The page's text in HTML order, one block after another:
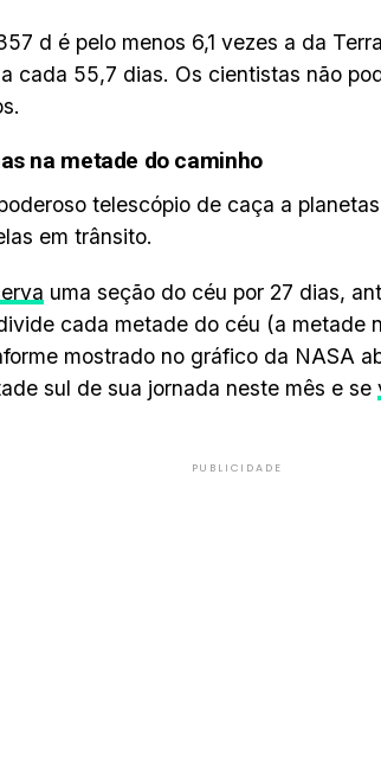
d é pelo menos 6,1 vezes a da
cada 55,7 dias. Os cientistas não
na metade do caminho
telescópio de caça a
em trânsito.
uma seção do céu por 27 dias,
cada metade do céu (a metade
mostrado no gráfico da NASA
sul de sua jornada neste mês e se
PUBLICIDADE